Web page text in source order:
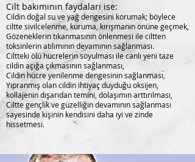
Cilt bakımının faydaları ise:
Cildin doğal su ve yağ dengesini korumak; böylece
ciltte sivilcelenme, kuruma, kırışmanın önüne geçmek,
Gözeneklerin tıkanmasının önlenmesi ile ciltten
toksinlerin atılımının devamının sağlanması.
Ciltteki ölü hücrelerin soyulması ile canlı yeni taze
cildin açığa çıkmasının sağlanması,
Cildin hücre yenilenme dengesinin sağlanması,
Yıpranmış olan cildin ihtiyaç duyduğu oksijen,
kollajenin dışarıdan temini, dolaşımın arttırılması,
Ciltte gençlik ve güzelliğin devamının sağlanması
sayesinde kişinin kendisini daha iyi ve zinde
hissetmesi.